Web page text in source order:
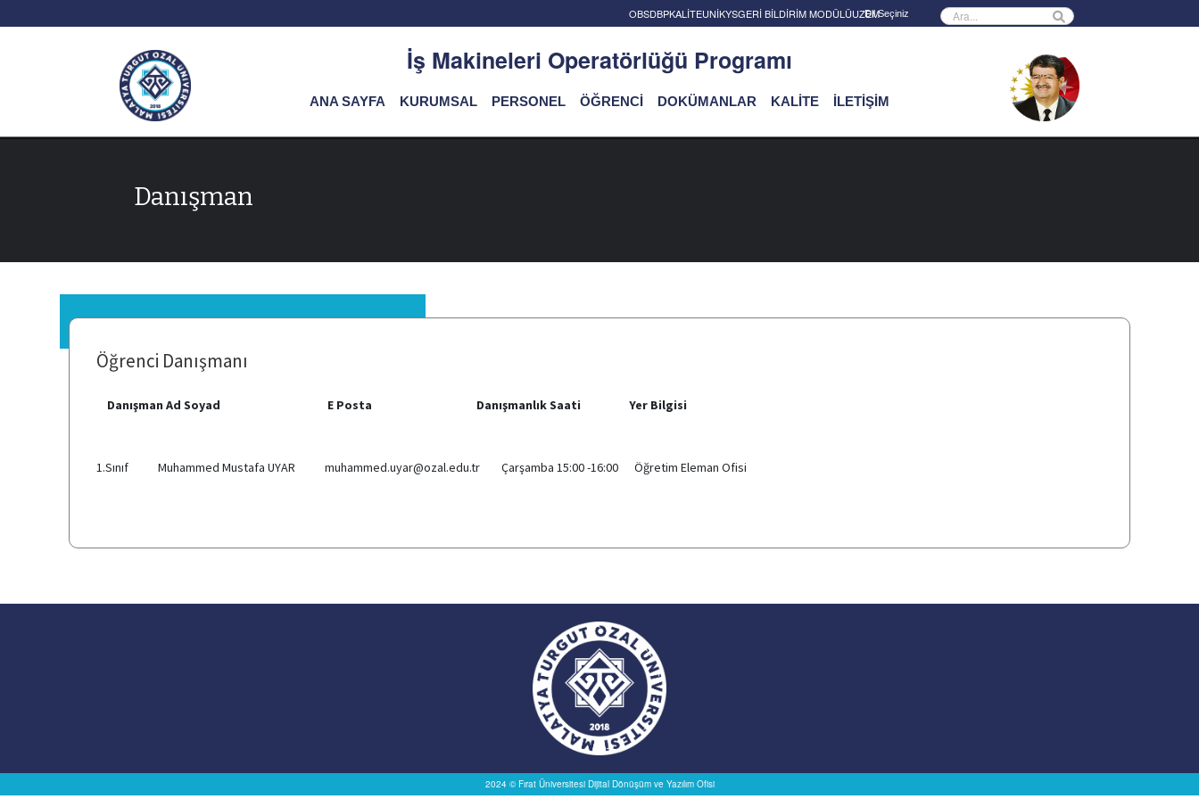
OBSDBPKALİTEUNİKYSGERİ BİLDİRİM MODÜLÜUZEM Powered by
İş Makineleri Operatörlüğü Programı
ANA SAYFA KURUMSAL PERSONEL ÖĞRENCİ DOKÜMANLAR KALİTE İLETİŞİM
Danışman
Öğrenci Danışmanı
Danışman Ad Soyad E Posta Danışmanlık Saati Yer Bilgisi
1.Sınıf Muhammed Mustafa UYAR muhammed.uyar@ozal.edu.tr Çarşamba 15:00 -16:00 Öğretim Eleman Ofisi
2024 © Fırat Üniversitesi Dijital Dönüşüm ve Yazılım Ofisi